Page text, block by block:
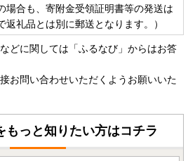
場合も、寄附金受領証明書等の発送は
礼品とは別に郵送となります。）
どに関しては「ふるなび」からはお答
お問い合わせいただくようお願いいた
もっと知りたい方はコチラ